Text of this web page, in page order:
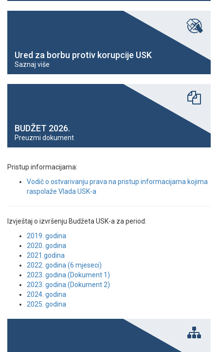
Ured za borbu protiv korupcije USK
Saznaj više
BUDŽET 2026.
Preuzmi dokument
Pristup informacijama:
Vodič o ostvarivanju prava na pristup informacijama kojima
raspolaže Vlada USK-a
Izvještaj o izvršenju Budžeta USK-a za period:
2019. godina
2020. godina
2021.godina
2022. godina (6 mjeseci)
2023. godina (Dokument 1)
2023. godina (Dokument 2)
2024. godina
2025. godina